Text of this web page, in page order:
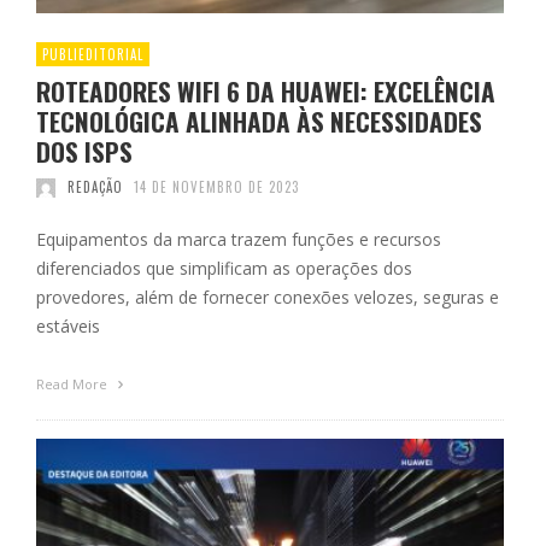
PUBLIEDITORIAL
ROTEADORES WIFI 6 DA HUAWEI: EXCELÊNCIA
TECNOLÓGICA ALINHADA ÀS NECESSIDADES
DOS ISPS
REDAÇÃO 14 DE NOVEMBRO DE 2023
Equipamentos da marca trazem funções e recursos
diferenciados que simplificam as operações dos
provedores, além de fornecer conexões velozes, seguras e
estáveis
Read More